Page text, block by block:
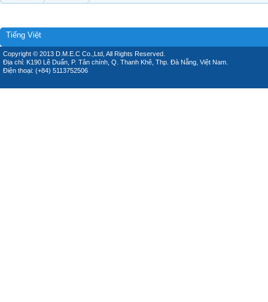
Tiếng Việt
Copyright © 2013 D.M.E.C Co.,Ltd, All Rights Reserved.
Địa chỉ: K190 Lê Duẩn, P. Tân chính, Q. Thanh Khê, Thp. Đà Nẵng, Việt Nam.
Điện thoại: (+84) 5113752506